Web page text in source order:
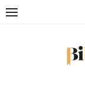
Saltar